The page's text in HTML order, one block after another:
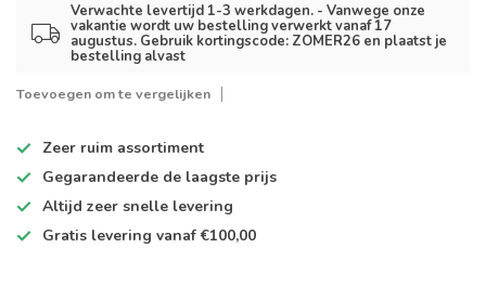
Verwachte levertijd 1-3 werkdagen. - Vanwege onze
vakantie wordt uw bestelling verwerkt vanaf 17
augustus. Gebruik kortingscode: ZOMER26 en plaatst je
bestelling alvast
Toevoegen om te vergelijken
Zeer ruim assortiment
Gegarandeerde de laagste prijs
Altijd zeer snelle levering
Gratis levering vanaf €100,00